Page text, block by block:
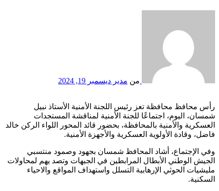
من مدير ديسمبر 19, 2024
رأس محافظ محافظة تعز رئيس اللجنة الأمنية الأستاذ نبيل
شمسان، اليوم، اجتماعًا للجنة الأمنية لمناقشة المستجدات
العسكرية والأمنية بالمحافظة، بحضور قائد المحور اللواء الركن خالد
فاضل، وقادة الأولوية العسكرية والأجهزة الأمنية.
وفي الإجتماع، أشاد المحافظ شمسان بجهود وصمود منتسبي
الجيش الوطني الأبطال المرابطين في الجبهات وتصد يهم لمحاولات
مليشيات الحوثي الإرهابية التسلل واستهداف المواقع والاحياء
السكنية.